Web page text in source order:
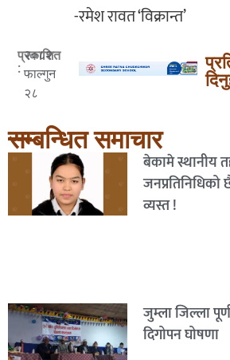
-रमेश रावत ‘विक्रान्त’
प्रकाशित
:
२०८२
फाल्गुन
२८
सम्बन्धित समाचार
बेकामे स्थानीय
व्यस्त !
जुम्ला जिल्ला
दिगोपन घोषणा